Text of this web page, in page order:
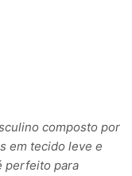
composto por
em tecido leve e
perfeito para